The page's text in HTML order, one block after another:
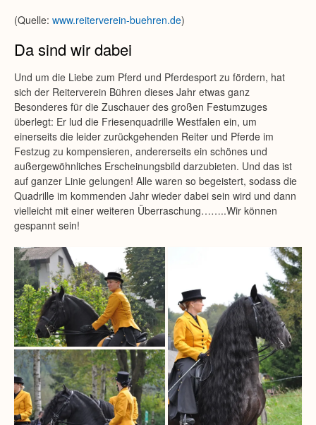
(Quelle: www.reiterverein-buehren.de)
Da sind wir dabei
Und um die Liebe zum Pferd und Pferdesport zu fördern, hat
sich der Reiterverein Bühren dieses Jahr etwas ganz
Besonderes für die Zuschauer des großen Festumzuges
überlegt: Er lud die Friesenquadrille Westfalen ein, um
einerseits die leider zurückgehenden Reiter und Pferde im
Festzug zu kompensieren, andererseits ein schönes und
außergewöhnliches Erscheinungsbild darzubieten. Und das ist
auf ganzer Linie gelungen! Alle waren so begeistert, sodass die
Quadrille im kommenden Jahr wieder dabei sein wird und dann
vielleicht mit einer weiteren Überraschung……..Wir können
gespannt sein!